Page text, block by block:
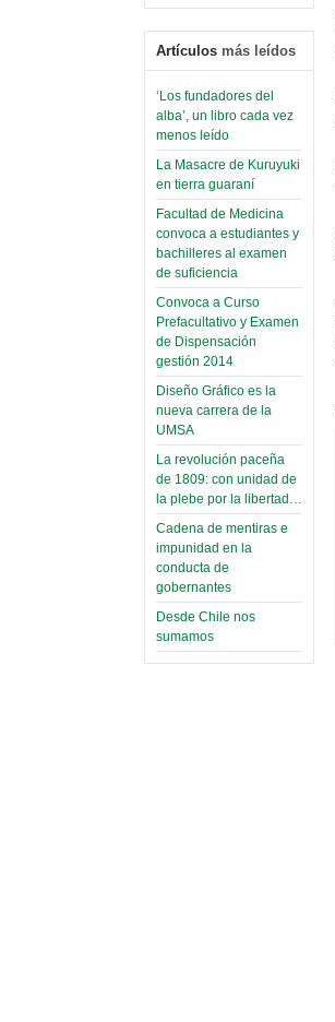
Artículos más leídos
‘Los fundadores del
alba’, un libro cada vez
menos leído
La Masacre de Kuruyuki
en tierra guaraní
Facultad de Medicina
convoca a estudiantes y
bachilleres al examen
de suficiencia
Convoca a Curso
Prefacultativo y Examen
de Dispensación
gestión 2014
Diseño Gráfico es la
nueva carrera de la
UMSA
La revolución paceña
de 1809: con unidad de
la plebe por la libertad…
Cadena de mentiras e
impunidad en la
conducta de
gobernantes
Desde Chile nos
sumamos